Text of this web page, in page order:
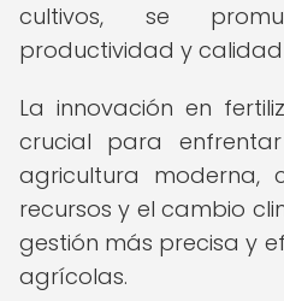
cultivos, se
productividad y calidad
La innovación en
crucial para
agricultura moderna,
recursos y el cambio
gestión más precisa y
agrícolas.